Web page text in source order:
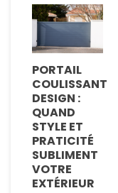
PORTAIL
COULISSANT
DESIGN :
QUAND
STYLE ET
PRATICITÉ
SUBLIMENT
VOTRE
EXTÉRIEUR